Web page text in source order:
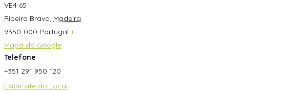
VE4 65
Ribeira Brava, Madeira
9350-000 Portugal +
Mapa do Google
Telefone
+351 291 950 120
Exibir site do Local